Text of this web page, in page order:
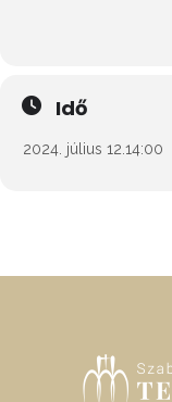
Idő
2024. július 12. 14:00